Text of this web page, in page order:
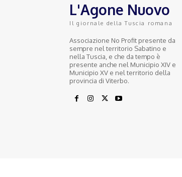
L'Agone Nuovo
Il giornale della Tuscia romana
Associazione No Profit presente da
sempre nel territorio Sabatino e
nella Tuscia, e che da tempo è
presente anche nel Municipio XIV e
Municipio XV e nel territorio della
provincia di Viterbo.